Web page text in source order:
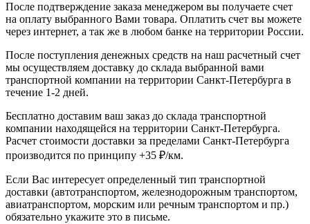
После подтверждение заказа менеджером вы получаете счет
на оплату выбранного Вами товара. Оплатить счет вы можете
через интернет, а так же в любом банке на территории России.
После поступления денежных средств на наш расчетный счет
мы осуществляем доставку до склада выбранной вами
транспортной компании на территории Санкт-Петербурга в
течение 1-2 дней.
Бесплатно доставим ваш заказ до склада транспортной
компании находящейся на территории Санкт-Петербурга.
Расчет стоимости доставки за пределами Санкт-Петербурга
производится по принципу +35 ₽/км.
Если Вас интересует определенный тип транспортной
доставки (автотранспортом, железнодорожным транспортом,
авиатранспортом, морским или речным транспортом и пр.)
обязательно укажите это в письме.